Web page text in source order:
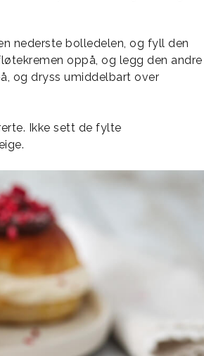
nederste bolledelen, og fyll den
oppå, og legg den andre
og dryss umiddelbart over
Ikke sett de fylte